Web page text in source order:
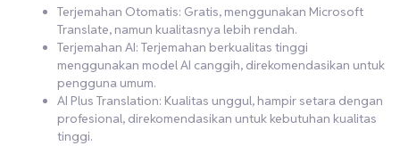
Terjemahan Otomatis: Gratis, menggunakan Microsoft
Translate, namun kualitasnya lebih rendah.
Terjemahan AI: Terjemahan berkualitas tinggi
menggunakan model AI canggih, direkomendasikan untuk
pengguna umum.
AI Plus Translation: Kualitas unggul, hampir setara dengan
profesional, direkomendasikan untuk kebutuhan kualitas
tinggi.